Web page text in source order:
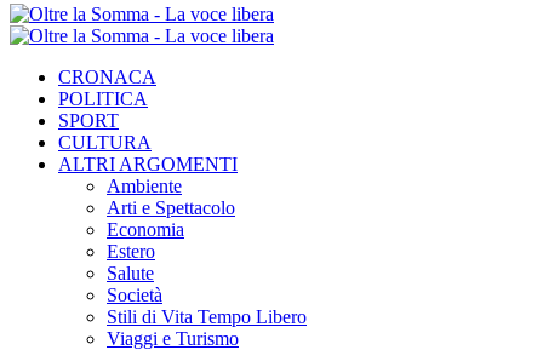
CRONACA
POLITICA
SPORT
CULTURA
ALTRI ARGOMENTI
Ambiente
Arti e Spettacolo
Economia
Estero
Salute
Società
Stili di Vita Tempo Libero
Viaggi e Turismo